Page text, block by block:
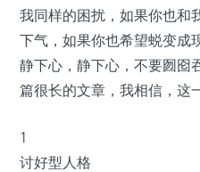
我同样的困扰，如果你也和
下气，如果你也希望蜕变成
静下心，静下心，不要囫囵
篇很长的文章，我相信，这
1
讨好型人格